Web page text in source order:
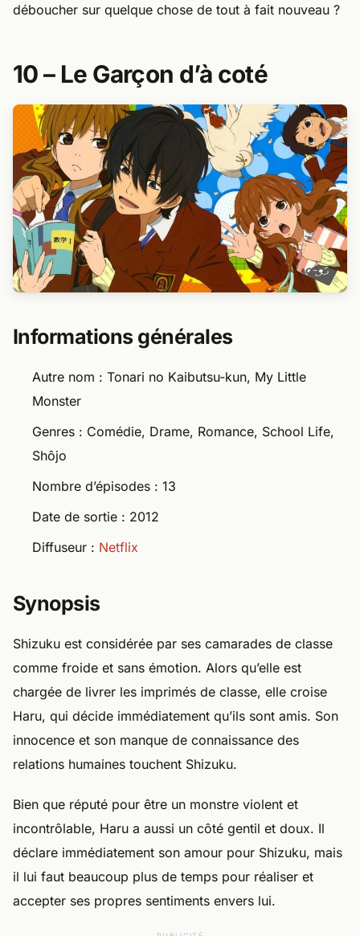
déboucher sur quelque chose de tout à fait nouveau ?
10 – Le Garçon d’à coté​
Informations générales
Autre nom : Tonari no Kaibutsu-kun, My Little
Monster
Genres : Comédie, Drame, Romance, School Life,
Shôjo
Nombre d’épisodes : 13
Date de sortie : 2012
Diffuseur : Netflix
Synopsis
Shizuku est considérée par ses camarades de classe
comme froide et sans émotion. Alors qu’elle est
chargée de livrer les imprimés de classe, elle croise
Haru, qui décide immédiatement qu’ils sont amis. Son
innocence et son manque de connaissance des
relations humaines touchent Shizuku.
Bien que réputé pour être un monstre violent et
incontrôlable, Haru a aussi un côté gentil et doux. Il
déclare immédiatement son amour pour Shizuku, mais
il lui faut beaucoup plus de temps pour réaliser et
accepter ses propres sentiments envers lui.